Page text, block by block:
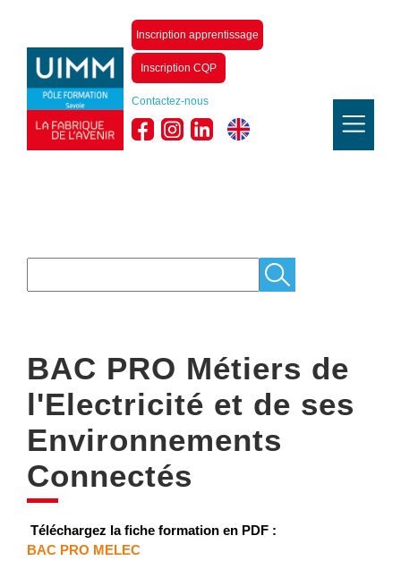
Inscription apprentissage
Inscription CQP
Contactez-nous
BAC PRO Métiers de
l'Electricité et de ses
Environnements
Connectés
Téléchargez la fiche formation en PDF :
BAC PRO MELEC